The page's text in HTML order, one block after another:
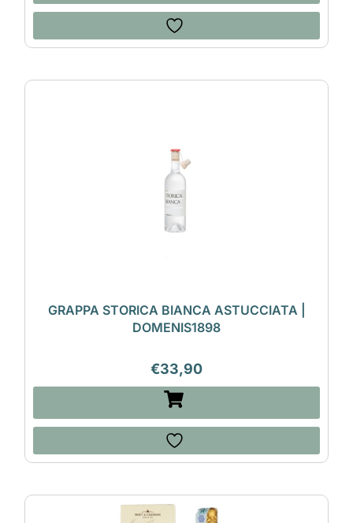
GRAPPA STORICA BIANCA ASTUCCIATA |
DOMENIS1898
€33,90